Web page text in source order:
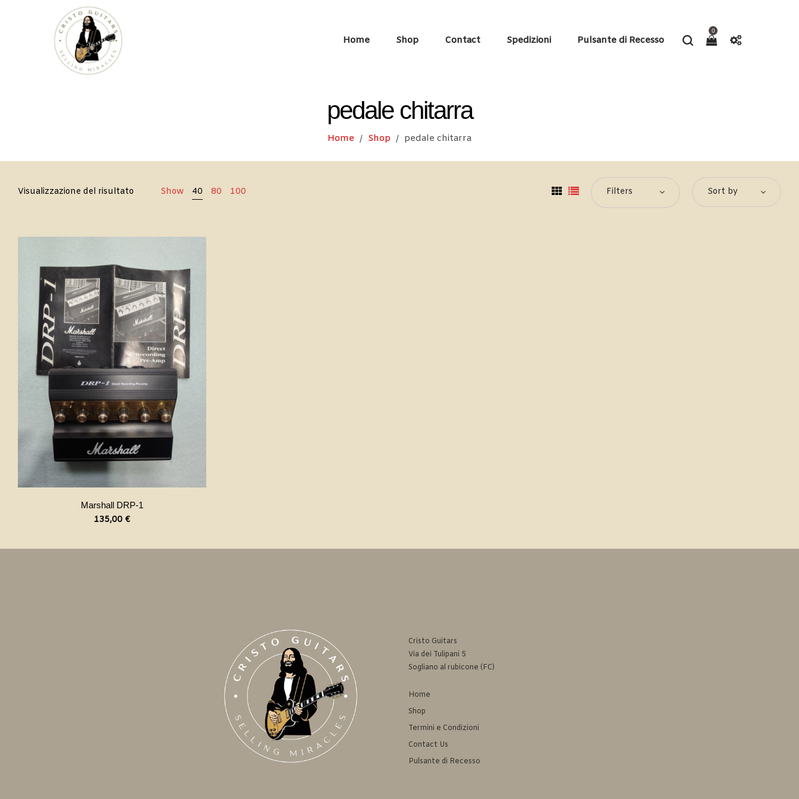
0
Home Shop Contact Spedizioni Pulsante di Recesso
pedale chitarra
Home / Shop / pedale chitarra
Visualizzazione del risultato Show 40 80 100 Filters Sort by
Marshall DRP-1
135,00 €
Cristo Guitars
Via dei Tulipani 5
Sogliano al rubicone (FC)
Home
Shop
Termini e Condizioni
Contact Us
Pulsante di Recesso